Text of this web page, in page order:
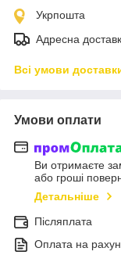
Укрпошта
Адресна
Всі умови
Умови оплати
Ви отримаєте
або гроші
Детальніше
Післяплата
Оплата на